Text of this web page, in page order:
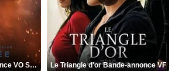
L'Odyssée Bande-annonce VO STFR Le Triangle d'or Bande-annonce VF